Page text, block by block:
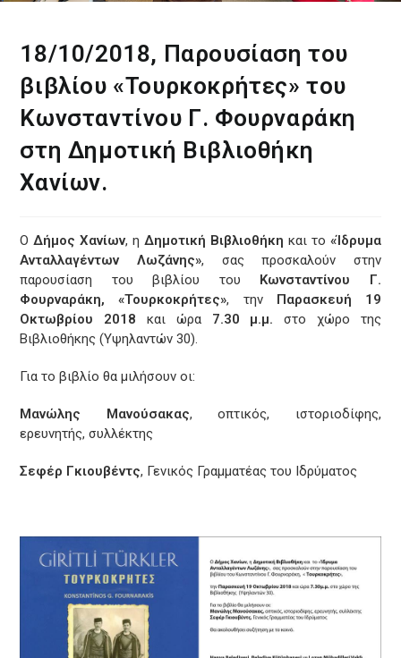
18/10/2018, Παρουσίαση του
βιβλίου «Τουρκοκρήτες» του
Κωνσταντίνου Γ. Φουρναράκη
στη Δημοτική Βιβλιοθήκη
Χανίων.
ΟΔήμος Χανίων, ηΔημοτική Βιβλιοθήκη και το «Ίδρυμα
Ανταλλαγέντων Λωζάνης», σας προσκαλούν στην
παρουσίαση του βιβλίου του Κωνσταντίνου Γ.
Φουρναράκη, «Τουρκοκρήτες», την Παρασκευή 19
Οκτωβρίου 2018 και ώρα7.30 μ.μ. στο χώρο της
Βιβλιοθήκης (Υψηλαντών 30).
Για το βιβλίο θα μιλήσουν οι:
Μανώλης Μανούσακας, οπτικός, ιστοριοδίφης,
ερευνητής, συλλέκτης
Σεφέρ Γκιουβέντς, Γενικός Γραμματέας του Ιδρύματος